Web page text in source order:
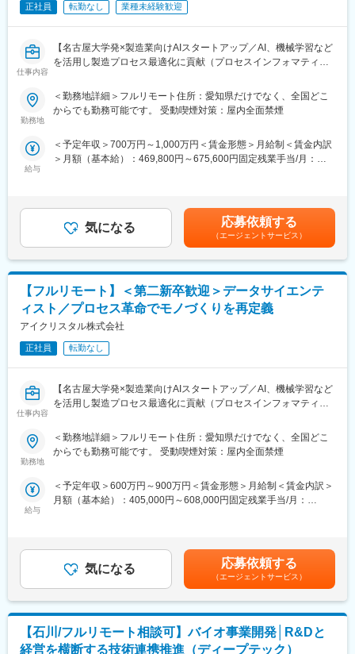
■中途入社者からの声
もフラットに議論できる」「自社開発の教育システムで学びなが
らスピード成長」「国家プロジェクトや大手企業との共同研究に
■フルリモート勤務
どこからでも勤務可能です。実際に隔月出社のペースで働いてい
る社員もいます。
・名古屋大学・宇治原研究室の先端研究を基盤に生まれたスター
トアップ企業です。
・製造業の「当たり前」を変える新技術である、プロセスインフ
ンを作り、仮想実験で最適条件を瞬時に導きます。結果、開発期
間は短縮、さらに高品質な製品開発に繋げることができます。
・仲間はAIエンジニアや大手企業出身者など多彩なメンバーで構
成され、資金調達も完了しています。
・国家プロジェクトや大手企業との共同研究も進行中で、日本の
ものづくりに新しい常識を生み出す挑戦を続けています。
正社員 転勤なし 業種未経験歓迎
仕事内容
【名古屋大学発×製造業向けAIスタートアップ／AI、機械学習など
を活用し製造プロセス最適化に貢献（プロセスインフォマティク
■業務内容
機械学習や統計学、数理最適化を駆使して製造業における課題解
て頂きます。企業や研究所、大学との共同研究プロジェクトも多
く、新規性のあるものについては学会発表や論文投稿、特許の取
づくりを根本から改善し、直接社会の役に立てます。
・製造業ドメイン知識を持つ社員との議論をしながらの機械学
習、統計的手法や数理最適化を用いて課題解決に取り組めます。
研究要素・新規性のあるものについては学会発表や論文投稿、特
許の取得等をすることも可能です。
■中途入社者からの声
「前職の経験を活かしながら新しい技術に挑戦できる」「役員と
もフラットに議論できる環境」「自社開発の教育システムで学び
ながらスピード成長」「国家プロジェクトや大手企業との共同研
■フルリモート勤務
どこからでも勤務可能です。実際に隔月出社のペースで働いてい
る社員もいます。
■当社について
名古屋大学・宇治原研究室の先端研究を基盤に生まれたスタート
マティクス（PI）で、カンや試行錯誤に頼る開発から、データ駆
動のスマートなプロセスへ。わずかな実データからデジタルツイ
ンを作り、仮想実験で最適条件を瞬時に導きます。
結果、開発期間は短縮、さらに高品質な製品開発に繋げることが
できます。
■差別化ポイント
仲間はAIエンジニアや大手企業出身者など多彩なメンバーで、資
勤務地
＜勤務地詳細＞フルリモート住所：愛知県だけでなく、全国どこ
からでも勤務可能です。 受動喫煙対策：屋内全面禁煙
給与
＜予定年収＞700万円～1,000万円＜賃金形態＞月給制＜賃金内訳
＞月額（基本給）：469,800円～675,600円固定残業手当/月：
給与改定：年2回（１月、７月）■賞与：年2回（3月、9月）賃金
はあくまでも目安の金額であり、選考を通じて上下する可能性が
あります。月給(月額)は固定手当を含めた表記です。
気になる 応募依頼する
（エージェントサービス）
【フルリモート】＜第二新卒歓迎＞データサイエンテ
ィスト／プロセス革命でモノづくりを再定義
アイクリスタル株式会社
正社員 転勤なし
仕事内容
【名古屋大学発×製造業向けAIスタートアップ／AI、機械学習など
を活用し製造プロセス最適化に貢献（プロセスインフォマティク
■業務内容
製造業のクライアントから頂く現場の各種データを解析し、生産
案を担当して頂きます。企業や大学との共同研究プロジェクトも
多く、新規性のあるものについては学会発表や論文投稿、特許の
で最適化し、顧客の製品の品質向上やスピード向上、不良率の低
減などに貢献します。
・製造現場のエンジニアとコミュニケーション機会も豊富です。
現場の方から情報を引き出すためコミュニケーション力や課題を
抽出し整理する力が身につきます。
■中途入社者からの声
勤務地
＜勤務地詳細＞フルリモート住所：愛知県だけでなく、全国どこ
からでも勤務可能です。 受動喫煙対策：屋内全面禁煙
給与
＜予定年収＞600万円～900万円＜賃金形態＞月給制＜賃金内訳＞
月額（基本給）：405,000円～608,000円固定残業手当/月：
給与改定：年2回（１月、７月）■賞与：年2回（3月、9月）賃金
はあくまでも目安の金額であり、選考を通じて上下する可能性が
あります。月給(月額)は固定手当を含めた表記です。
気になる 応募依頼する
（エージェントサービス）
【石川/フルリモート相談可】バイオ事業開発│R&Dと
経営を横断する技術連携推進（ディープテック）